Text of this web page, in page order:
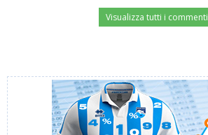
Visualizza tutti i commenti